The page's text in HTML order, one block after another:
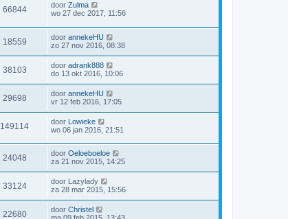
66844 door Zulma
wo 27 dec 2017, 11:56
18559 door annekeHU
zo 27 nov 2016, 08:38
38103 door adrank888
do 13 okt 2016, 10:06
29698 door annekeHU
vr 12 feb 2016, 17:05
149114 door Lowieke
wo 06 jan 2016, 21:51
24048 door Oeloeboeloe
za 21 nov 2015, 14:25
33124 door Lazylady
za 28 mar 2015, 15:56
22680 door Christel